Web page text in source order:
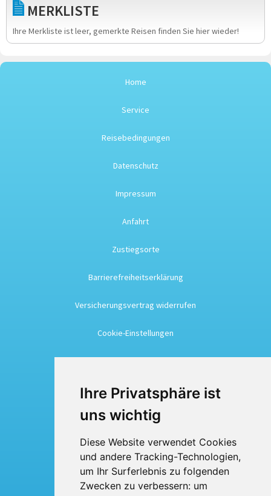
Ihre Privatsphäre ist
uns wichtig
Diese Website verwendet Cookies
und andere Tracking-Technologien,
um Ihr Surferlebnis zu folgenden
Zwecken zu verbessern: um
MERKLISTE
Ihre Merkliste ist leer, gemerkte Reisen finden Sie hier wieder!
Home
Service
Reisebedingungen
Datenschutz
Impressum
Anfahrt
Zustiegsorte
Barrierefreiheitserklärung
Versicherungsvertrag widerrufen
Cookie-Einstellungen
Busmiete
Über uns
Kontakt